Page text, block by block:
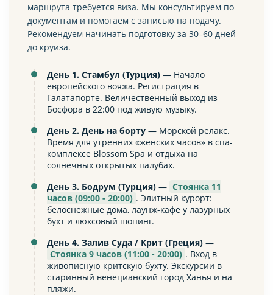
маршрута требуется виза. Мы консультируем по
документам и помогаем с записью на подачу.
Рекомендуем начинать подготовку за 30–60 дней
до круиза.
День 1. Стамбул (Турция) — Начало
европейского вояжа. Регистрация в
Галатапорте. Величественный выход из
Босфора в 22:00 под живую музыку.
День 2. День на борту — Морской релакс.
Время для утренних «женских часов» в спа-
комплексе Blossom Spa и отдыха на
солнечных открытых палубах.
День 3. Бодрум (Турция) — Стоянка 11
часов (09:00 - 20:00) . Элитный курорт:
белоснежные дома, лаунж-кафе у лазурных
бухт и люксовый шопинг.
День 4. Залив Суда / Крит (Греция) —
Стоянка 9 часов (11:00 - 20:00) . Вход в
живописную критскую бухту. Экскурсии в
старинный венецианский город Ханья и на
пляжи.